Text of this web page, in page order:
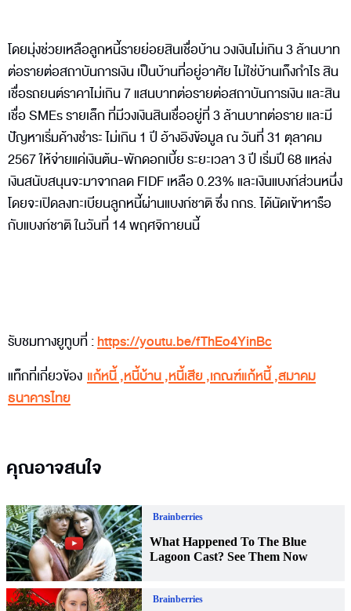
โดยมุ่งช่วยเหลือลูกหนี้รายย่อยสินเชื่อบ้าน วงเงินไม่เกิน 3 ล้านบาท
ต่อรายต่อสถาบันการเงิน เป็นบ้านที่อยู่อาศัย ไม่ใช่บ้านเก็งกำไร สิน
เชื่อรถยนต์ราคาไม่เกิน 7 แสนบาทต่อรายต่อสถาบันการเงิน และสิน
เชื่อ SMEs รายเล็ก ที่มีวงเงินสินเชื่ออยู่ที่ 3 ล้านบาทต่อราย และมี
ปัญหาเริ่มค้างชำระ ไม่เกิน 1 ปี อ้างอิงข้อมูล ณ วันที่ 31 ตุลาคม
2567 ให้จ่ายแค่เงินต้น-พักดอกเบี้ย ระยะเวลา 3 ปี เริ่มปี 68 แหล่ง
เงินสนับสนุนจะมาจากลด FIDF เหลือ 0.23% และเงินแบงก์ส่วนหนึ่ง
โดยจะเปิดลงทะเบียนลูกหนี้ผ่านแบงก์ชาติ ซึ่ง กกร. ได้นัดเข้าหารือ
กับแบงก์ชาติ ในวันที่ 14 พฤศจิกายนนี้
รับชมทางยูทูบที่ :https://youtu.be/fThEo4YinBc
แท็กที่เกี่ยวข้อง แก้หนี้,หนี้บ้าน,หนี้เสีย,เกณฑ์แก้หนี้,สมาคม
ธนาคารไทย
คุณอาจสนใจ